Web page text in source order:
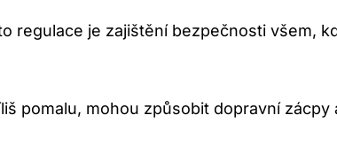
je zajištění bezpečnosti všem,
pomalu, mohou způsobit dopravní zácpy